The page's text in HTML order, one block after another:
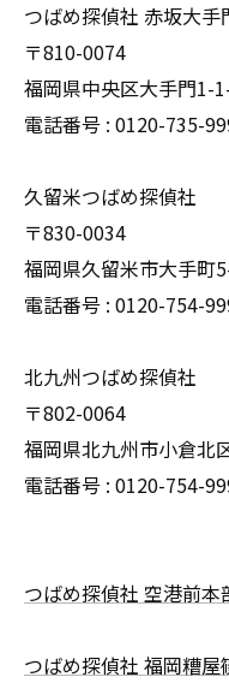
つばめ探偵社 赤坂大手
〒810-0074
福岡県中央区大手門1-
電話番号 : 0120-735-
久留米つばめ探偵社
〒830-0034
福岡県久留米市大手町
電話番号 : 0120-754-
北九州つばめ探偵社
〒802-0064
福岡県北九州市小倉北
電話番号 : 0120-754-
つばめ探偵社 空港前
つばめ探偵社 福岡糟